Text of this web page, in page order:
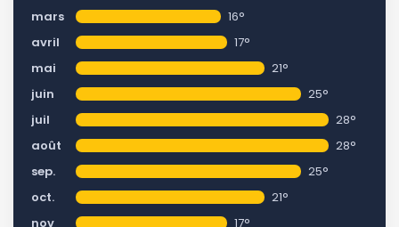
mars
16°
avril
17°
mai
21°
juin
25°
juil
28°
août
28°
sep.
25°
oct.
21°
nov
17°